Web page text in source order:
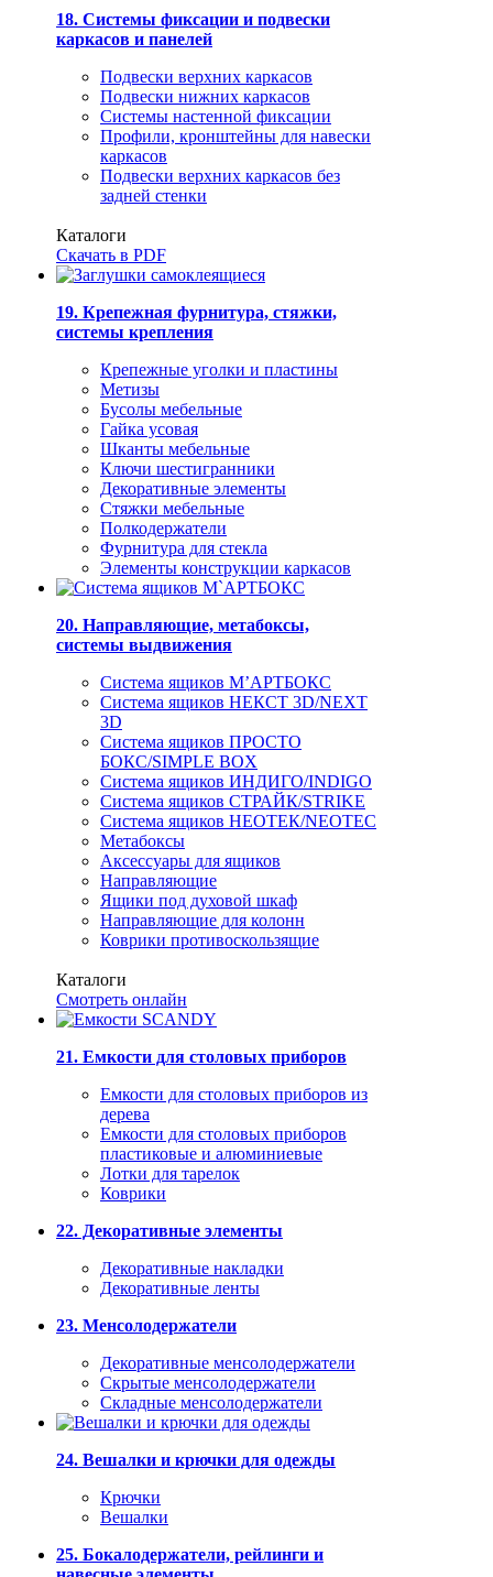
18. Системы фиксации и подвески
каркасов и панелей
Подвески верхних каркасов
Подвески нижних каркасов
Системы настенной фиксации
Профили, кронштейны для навески
каркасов
Подвески верхних каркасов без
задней стенки
Каталоги
Скачать в PDF
19. Крепежная фурнитура, стяжки,
системы крепления
Крепежные уголки и пластины
Метизы
Бусолы мебельные
Гайка усовая
Шканты мебельные
Ключи шестигранники
Декоративные элементы
Стяжки мебельные
Полкодержатели
Фурнитура для стекла
Элементы конструкции каркасов
20. Направляющие, метабоксы,
системы выдвижения
Система ящиков М’АРТБОКС
Система ящиков НЕКСТ 3D/NEXT
3D
Система ящиков ПРОСТО
БОКС/SIMPLE BOX
Система ящиков ИНДИГО/INDIGO
Система ящиков СТРАЙК/STRIKE
Система ящиков НЕОТЕК/NEOTEC
Метабоксы
Аксессуары для ящиков
Направляющие
Ящики под духовой шкаф
Направляющие для колонн
Коврики противоскользящие
Каталоги
Смотреть онлайн
21. Емкости для столовых приборов
Емкости для столовых приборов из
дерева
Емкости для столовых приборов
пластиковые и алюминиевые
Лотки для тарелок
Коврики
22. Декоративные элементы
Декоративные накладки
Декоративные ленты
23. Менсолодержатели
Декоративные менсолодержатели
Скрытые менсолодержатели
Складные менсолодержатели
24. Вешалки и крючки для одежды
Крючки
Вешалки
25. Бокалодержатели, рейлинги и